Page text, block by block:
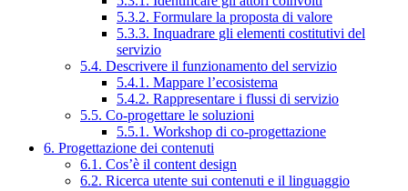
5.3.2. Formulare la proposta di valore
5.3.3. Inquadrare gli elementi costitutivi del
servizio
5.4. Descrivere il funzionamento del servizio
5.4.1. Mappare l’ecosistema
5.4.2. Rappresentare i flussi di servizio
5.5. Co-progettare le soluzioni
5.5.1. Workshop di co-progettazione
6. Progettazione dei contenuti
6.1. Cos’è il content design
6.2. Ricerca utente sui contenuti e il linguaggio